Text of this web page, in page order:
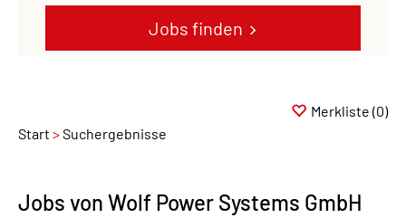
Jobs finden
Start Suchergebnisse
Merkliste (0)
Jobs von Wolf Power Systems GmbH